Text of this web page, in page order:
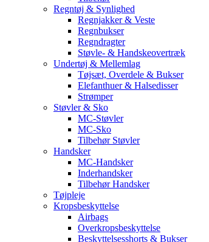
Regntøj & Synlighed
Regnjakker & Veste
Regnbukser
Regndragter
Støvle- & Handskeovertræk
Undertøj & Mellemlag
Tøjsæt, Overdele & Bukser
Elefanthuer & Halsedisser
Strømper
Støvler & Sko
MC-Støvler
MC-Sko
Tilbehør Støvler
Handsker
MC-Handsker
Inderhandsker
Tilbehør Handsker
Tøjpleje
Kropsbeskyttelse
Airbags
Overkropsbeskyttelse
Beskyttelsesshorts & Bukser